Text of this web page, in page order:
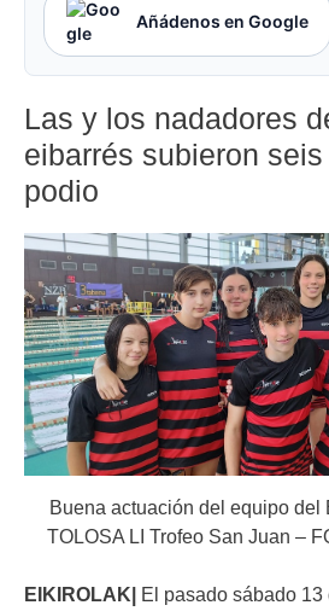
Añádenos en Google
Las y los nadadores
eibarrés subieron
podio
Buena actuación del equipo del
TOLOSA LI Trofeo San Juan –
EIKIROLAK| El pasado sábado